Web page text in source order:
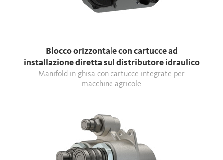
Blocco orizzontale con cartucce ad
installazione diretta sul distributore idraulico
Manifold in ghisa con cartucce integrate per
macchine agricole